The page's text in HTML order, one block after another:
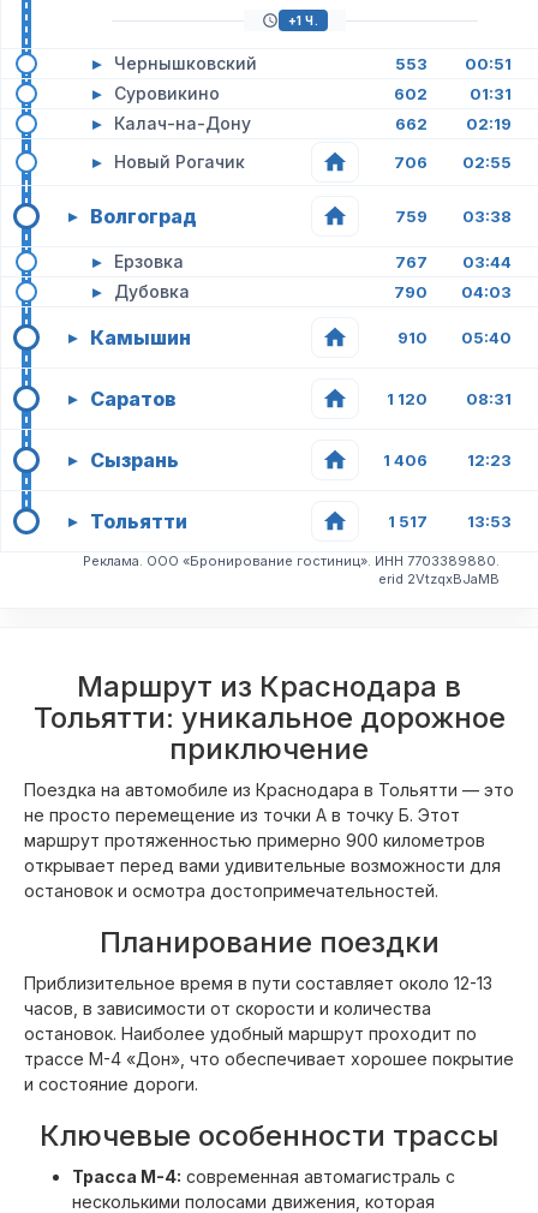
+1 Ч.
▸ Чернышковский 553 00:51
▸ Суровикино 602 01:31
▸ Калач-на-Дону 662 02:19
▸ Новый Рогачик 706 02:55
▸ Волгоград 759 03:38
▸ Ерзовка 767 03:44
▸ Дубовка 790 04:03
▸ Камышин 910 05:40
▸ Саратов 1 120 08:31
▸ Сызрань 1 406 12:23
▸ Тольятти 1 517 13:53
Реклама. ООО «Бронирование гостиниц». ИНН 7703389880.
erid 2VtzqxBJaMB
Маршрут из Краснодара в
Тольятти: уникальное дорожное
приключение
Поездка на автомобиле из Краснодара в Тольятти — это
не просто перемещение из точки А в точку Б. Этот
маршрут протяженностью примерно 900 километров
открывает перед вами удивительные возможности для
остановок и осмотра достопримечательностей.
Планирование поездки
Приблизительное время в пути составляет около 12-13
часов, в зависимости от скорости и количества
остановок. Наиболее удобный маршрут проходит по
трассе М-4 «Дон», что обеспечивает хорошее покрытие
и состояние дороги.
Ключевые особенности трассы
Трасса М-4: современная автомагистраль с
несколькими полосами движения, которая